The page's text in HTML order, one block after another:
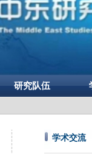
研究队伍
学术交流